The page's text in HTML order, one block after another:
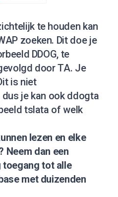
te houden kan
zoeken. Dit doe je
DDOG, te
door TA. Je
is niet
je kan ook ddogta
tslata of welk
lezen en elke
Neem dan een
tot alle
met duizenden